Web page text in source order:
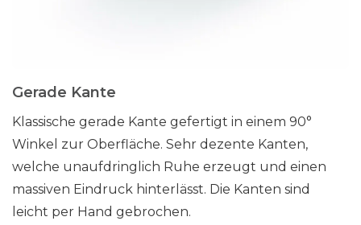
Gerade Kante
Klassische gerade Kante gefertigt in einem 90°
Winkel zur Oberfläche. Sehr dezente Kanten,
welche unaufdringlich Ruhe erzeugt und einen
massiven Eindruck hinterlässt. Die Kanten sind
leicht per Hand gebrochen.